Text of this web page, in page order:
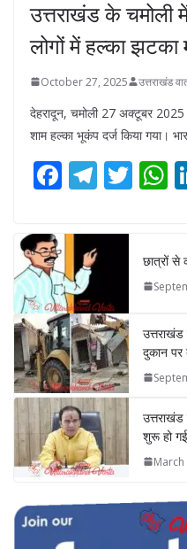
उत्तराखंड के चमोली
लोगों में हल्का
October 27, 2025 उत्तराखंड
देहरादून, चमोली 27 अक्टूबर
शाम हल्का भूकंप दर्ज किया गया।
F
e
b
o
o
k
T
e
gr
m
T
er s
A
p
छात्रों से
दुकान
उत्तराखंड
शुरू हो
March